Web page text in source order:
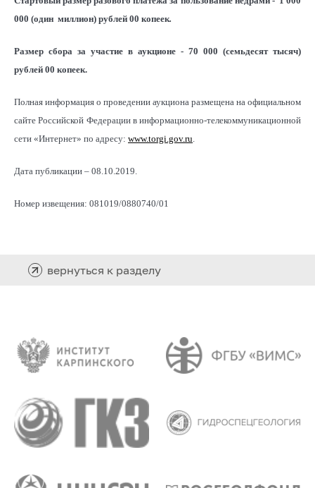
000 (один миллион) рублей 00 копеек.
Размер сбора за участие в аукционе - 70 000 (семьдесят тысяч)
рублей 00 копеек.
Полная информация о проведении аукциона размещена на официальном
сайте Российской Федерации в информационно-телекоммуникационной
сети «Интернет» по адресу: www.torgi.gov.ru
Дата публикации – 08.10.2019.
Номер извещения: 081019/0880740/01
вернуться к разделу